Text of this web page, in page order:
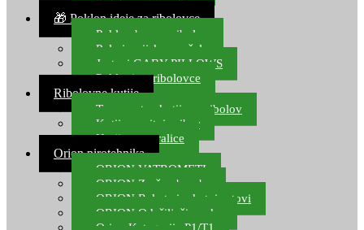
Dalekozori i optika
🎁 Poklon ideje za ribolovce
Poklon bon za ribolov
Polarizacijske naočale
Jastuci GABY PILLOWS
Pokloni za ribolovce
Ribolovne kutije
Transportne kutije za ribolov
Kutije za sitni pribor
Kutije za varalice
Orion pirotehnika
ORION VATROMETI
ORION Zračne bombe
ORION Rakete i raketni setovi
ORION Odašiljači zvuka